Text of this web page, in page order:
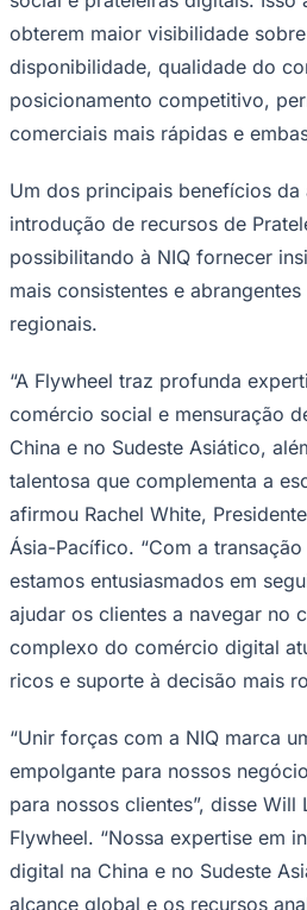
NBB
Brasileirão Série A
Brasileirão Série B
Copa do Brasil
Libertadores
Sul-Americana
Copa América
Premier League
La Liga
Times - Ir direto
obterem maior visibilidade
disponibilidade, qualidade do
posicionamento competitivo,
comerciais mais rápidas e
Um dos principais benefícios da
introdução de recursos de
possibilitando à NIQ fornecer
mais consistentes e
regionais.
“A Flywheel traz profunda
comércio social e mensuração
China e no Sudeste Asiático,
talentosa que complementa a
afirmou Rachel White,
Ásia-Pacífico. “Com a
estamos entusiasmados em
ajudar os clientes a navegar no
complexo do comércio digital
ricos e suporte à decisão mais
“Unir forças com a NIQ marca
empolgante para nossos
para nossos clientes”, disse Will
Flywheel. “Nossa expertise em
digital na China e no Sudeste
alcance global e os recursos